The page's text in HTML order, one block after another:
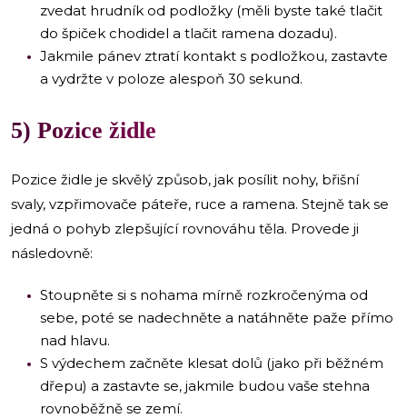
zvedat hrudník od podložky (měli byste také tlačit
do špiček chodidel a tlačit ramena dozadu).
Jakmile pánev ztratí kontakt s podložkou, zastavte
a vydržte v poloze alespoň 30 sekund.
5) Pozice židle
Pozice židle je skvělý způsob, jak posílit nohy, břišní
svaly, vzpřimovače páteře, ruce a ramena. Stejně tak se
jedná o pohyb zlepšující rovnováhu těla. Provede ji
následovně:
Stoupněte si s nohama mírně rozkročenýma od
sebe, poté se nadechněte a natáhněte paže přímo
nad hlavu.
S výdechem začněte klesat dolů (jako při běžném
dřepu) a zastavte se, jakmile budou vaše stehna
rovnoběžně se zemí.